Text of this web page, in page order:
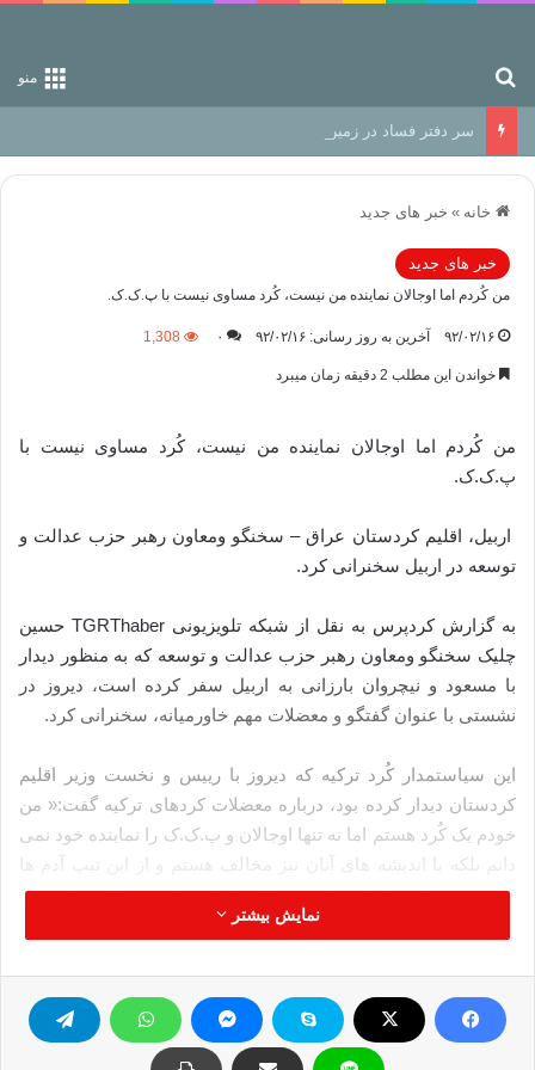
منو
سر دفتر فساد در زمین‌، دوری وکناره‌گیری از راه خداست‌!
خانه » خبر های جدید
خبر های جدید
من کُردم اما اوجالان نماینده من نیست، کُرد مساوی نیست با پ.ک.ک.
۹۲/۰۲/۱۶ آخرین به روز رسانی: ۹۲/۰۲/۱۶ ۰ 1,308
خواندن این مطلب 2 دقیقه زمان میبرد
من کُردم اما اوجالان نماینده من نیست، کُرد مساوی نیست با
پ.ک.ک.
اربیل، اقلیم کردستان عراق – سخنگو ومعاون رهبر حزب عدالت و
توسعه در اربیل سخنرانی کرد.
به گزارش کردپرس به نقل از شبکه تلویزیونی TGRThaber حسین
چلیک سخنگو ومعاون رهبر حزب عدالت و توسعه که به منظور دیدار
با مسعود و نیچروان بارزانی به اربیل سفر کرده است، دیروز در
نشستی با عنوان گفتگو و معضلات مهم خاورمیانه، سخنرانی کرد.
این سیاستمدار کُرد ترکیه که دیروز با رییس و نخست وزیر اقلیم
کردستان دیدار کرده بود، درباره معضلات کردهای ترکیه گفت:« من
خودم یک کُرد هستم اما نه تنها اوجالان و پ.ک.ک را نماینده خود نمی
دانم بلکه با اندیشه های آنان نیز مخالف هستم و از این تیپ آدم ها
خوشم نمی آید. باید این واقعیت را قبول کنیم کهدر ترکیه میلیون ها
تن از برادران و خواهران کُرد، مانند من فکر می کنند و مطلقا
را به عنوان حزبی معرفی کند که برای تحقق آمال کردها به میدان
آمده است.
نمایش بیشتر